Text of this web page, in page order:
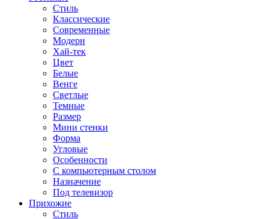
Стиль
Классические
Современные
Модерн
Хай-тек
Цвет
Белые
Венге
Светлые
Темные
Размер
Мини стенки
Форма
Угловые
Особенности
С компьютерным столом
Назначение
Под телевизор
Прихожие
Стиль